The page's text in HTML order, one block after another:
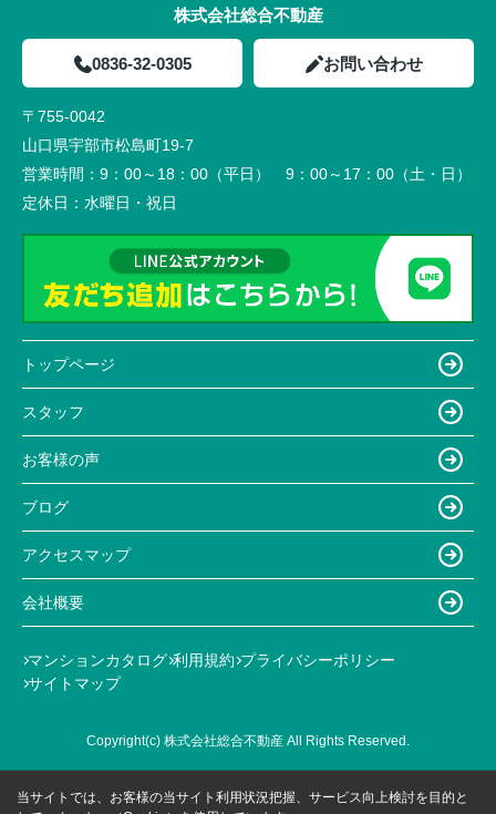
株式会社総合不動産
0836-32-0305 お問い合わせ
〒755-0042
山口県宇部市松島町19-7
営業時間： 9：00～18：00（平日） 9：00～17：00（土・日）
定休日： 水曜日・祝日
トップページ
スタッフ
お客様の声
ブログ
アクセスマップ
会社概要
マンションカタログ 利用規約 プライバシーポリシー
サイトマップ
Copyright(c) 株式会社総合不動産 All Rights Reserved.
当サイトでは、お客様の当サイト利用状況把握、サービス向上検討を目的と